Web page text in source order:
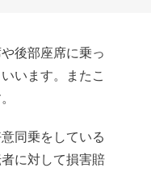
後部座席に乗っ
います。またこ
同乗をしている
に対して損害賠